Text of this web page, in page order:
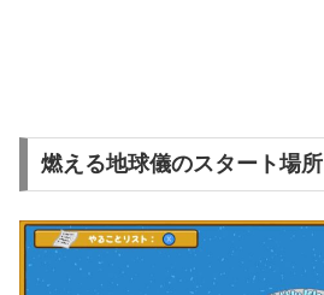
燃える地球儀のスタート場所